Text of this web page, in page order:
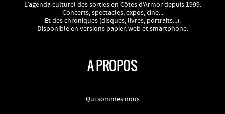
L’agenda culturel des sorties en Côtes d’Armor depuis 1999.
Concerts, spectacles, expos, ciné...
Et des chroniques (disques, livres, portraits...).
Disponible en versions papier, web et smartphone.
A PROPOS
Qui sommes nous